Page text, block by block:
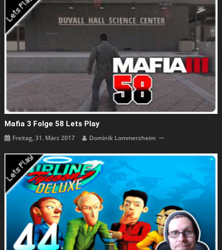
Mafia 3 Folge 58 Lets Play
Freitag, 31. März 2017 Dominik Lommerzheim